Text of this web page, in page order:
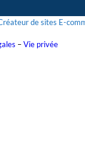
de sites E-
–Vie privée